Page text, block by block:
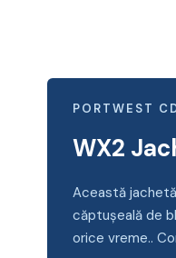
PORTWEST
WX2
Această
căptușeală de
orice vreme..